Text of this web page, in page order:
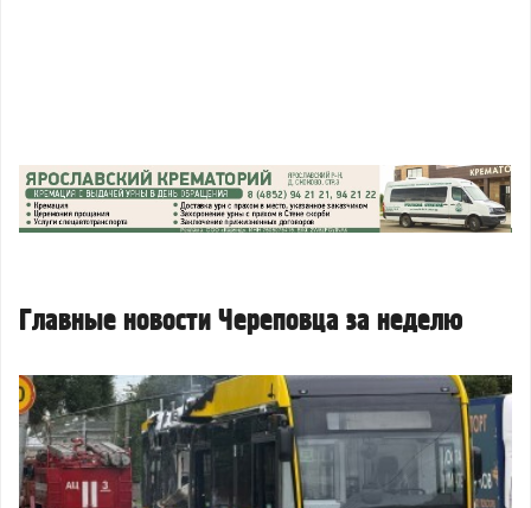
Главные новости Череповца за неделю